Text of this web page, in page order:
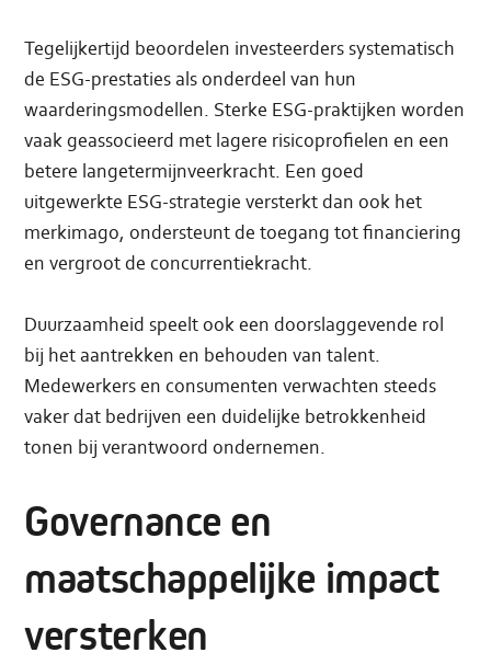
Tegelijkertijd beoordelen investeerders systematisch
de ESG-prestaties als onderdeel van hun
waarderingsmodellen. Sterke ESG-praktijken worden
vaak geassocieerd met lagere risicoprofielen en een
betere langetermijnveerkracht. Een goed
uitgewerkte ESG-strategie versterkt dan ook het
merkimago, ondersteunt de toegang tot financiering
en vergroot de concurrentiekracht.
Duurzaamheid speelt ook een doorslaggevende rol
bij het aantrekken en behouden van talent.
Medewerkers en consumenten verwachten steeds
vaker dat bedrijven een duidelijke betrokkenheid
tonen bij verantwoord ondernemen.
Governance en
maatschappelijke impact
versterken